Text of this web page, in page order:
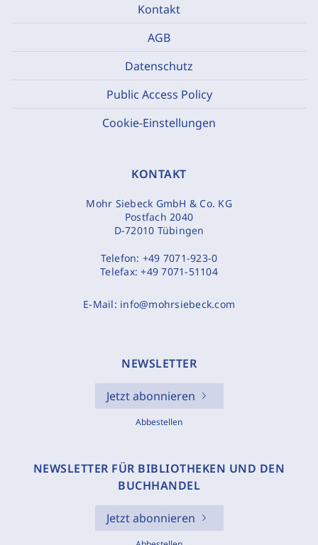
Kontakt
AGB
Datenschutz
Public Access Policy
Cookie-Einstellungen
KONTAKT
Mohr Siebeck GmbH & Co. KG
Postfach 2040
D-72010 Tübingen
Telefon: +49 7071-923-0
Telefax:+49 7071-51104
E-Mail: info@mohrsiebeck.com
NEWSLETTER
Jetzt abonnieren
Abbestellen
NEWSLETTER FÜR BIBLIOTHEKEN UND DEN
BUCHHANDEL
Jetzt abonnieren